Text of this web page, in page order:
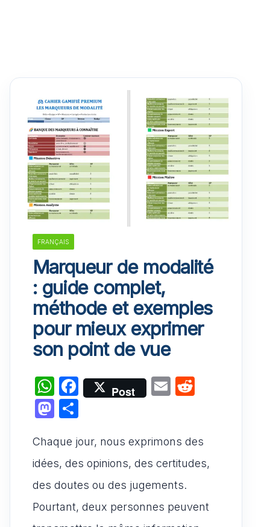
FRANÇAIS
Marqueur de modalité
: guide complet,
méthode et exemples
pour mieux exprimer
son point de vue
W
h
at
s
A
p
p
F
a
e
b
o
o
k
Post
E
l
di
t
M
st
o
d
o
ta
g
er
Chaque jour, nous exprimons des
idées, des opinions, des certitudes,
des doutes ou des jugements.
Pourtant, deux personnes peuvent